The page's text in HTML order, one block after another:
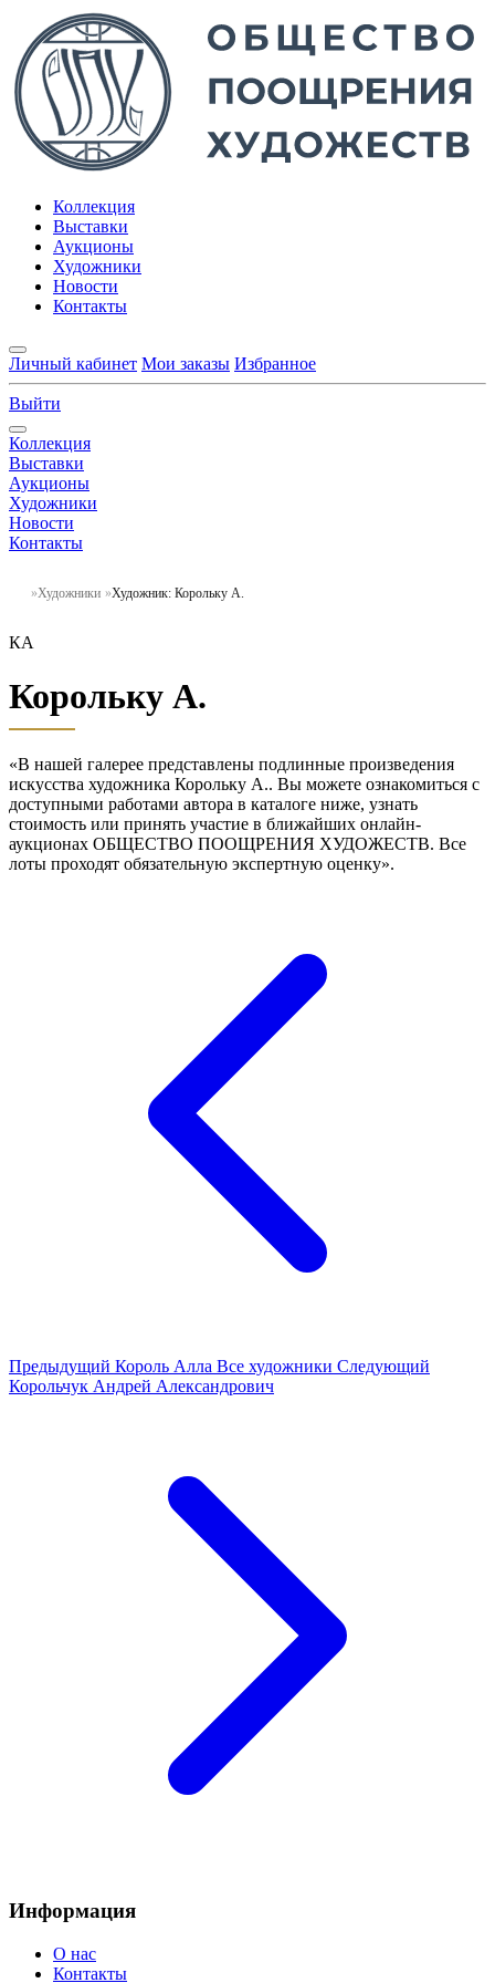
Коллекция
Выставки
Аукционы
Художники
Новости
Контакты
Личный кабинет Мои заказы Избранное
Выйти
Коллекция
Выставки
Аукционы
Художники
Новости
Контакты
Художники Художник: Корольку А.
КА
Корольку А.
«В нашей галерее представлены подлинные произведения
искусства художника Корольку А.. Вы можете ознакомиться с
доступными работами автора в каталоге ниже, узнать
стоимость или принять участие в ближайших онлайн-
аукционах ОБЩЕСТВО ПООЩРЕНИЯ ХУДОЖЕСТВ. Все
лоты проходят обязательную экспертную оценку».
Предыдущий Король Алла Все художники Следующий
Корольчук Андрей Александрович
Информация
О нас
Контакты